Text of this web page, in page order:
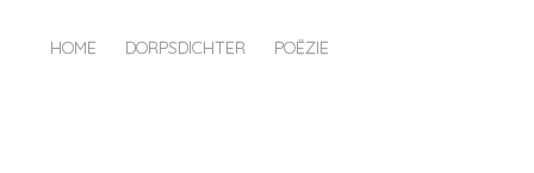
HOME DORPSDICHTER POËZIE